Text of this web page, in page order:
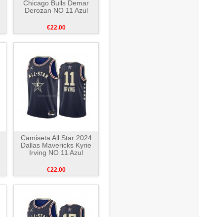
Chicago Bulls Demar
Derozan NO 11 Azul
€22.00
Camiseta All Star 2024
Dallas Mavericks Kyrie
Irving NO 11 Azul
€22.00